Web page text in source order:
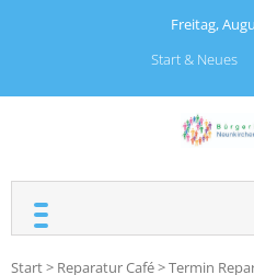
Freitag,
Start & Neues
Start> Reparatur Café>Termin